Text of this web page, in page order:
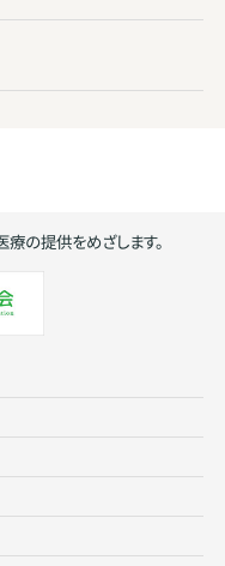
の提供をめざします。